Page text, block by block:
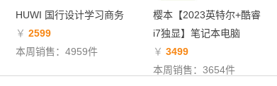
HUWI 国行设计学习商务
￥ 2599
本周销售：4959件
樱本【2023英特尔+酷睿
i7独显】笔记本电脑
￥ 3499
本周销售：3654件